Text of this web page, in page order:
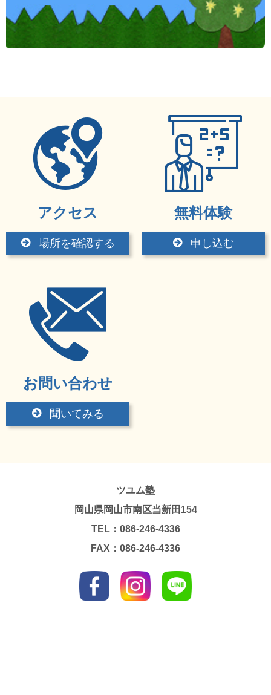
アクセス
場所を確認する
無料体験
申し込む
お問い合わせ
聞いてみる
ツユム塾
岡山県岡山市南区当新田154
TEL：086-246-4336
FAX：086-246-4336